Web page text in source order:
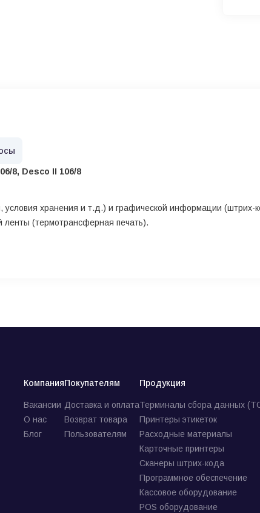
8, Desco II 106/8
условия хранения и т.д.) и графической информации (штрих-
ленты (термотрансферная печать).
Компания
Вакансии
О нас
Блог
Покупателям
Доставка и оплата
Возврат товара
Пользователям
Продукция
Терминалы сбора данных
Принтеры этикеток
Расходные материалы
Карточные принтеры
Сканеры штрих-кода
Программное обеспечение
Кассовое оборудование
POS оборудование